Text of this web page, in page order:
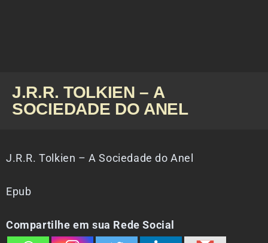
J.R.R. TOLKIEN – A
SOCIEDADE DO ANEL
J.R.R. Tolkien – A Sociedade do Anel
Epub
Compartilhe em sua Rede Social